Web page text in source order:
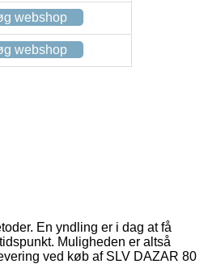
webshop
webshop
En yndling er i dag at få
Muligheden er altså
ved køb af SLV DAZAR 80